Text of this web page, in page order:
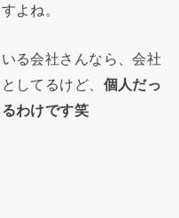
よね。
る会社さんなら、会社
してるけど、 個人だっ
わけです笑